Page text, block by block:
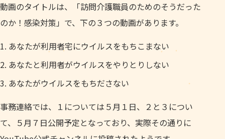
動画のタイトルは、「訪問介護職員のためのそうだった
のか！感染対策」で、下の３つの動画があります。
あなたが利用者宅にウイルスをもちこまない
あなたと利用者がウイルスをやりとりしない
あなたがウイルスをもちださない
事務連絡では、１については５月１日、２と３につい
て、５月７日公開予定となっており、実際その通りに